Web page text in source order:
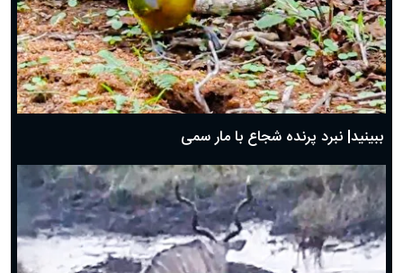
ببینید| نبرد پرنده شجاع با مار سمی